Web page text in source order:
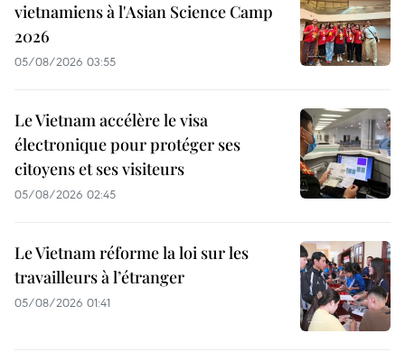
vietnamiens à l'Asian Science Camp
2026
05/08/2026 03:55
Le Vietnam accélère le visa
électronique pour protéger ses
citoyens et ses visiteurs
05/08/2026 02:45
Le Vietnam réforme la loi sur les
travailleurs à l’étranger
05/08/2026 01:41